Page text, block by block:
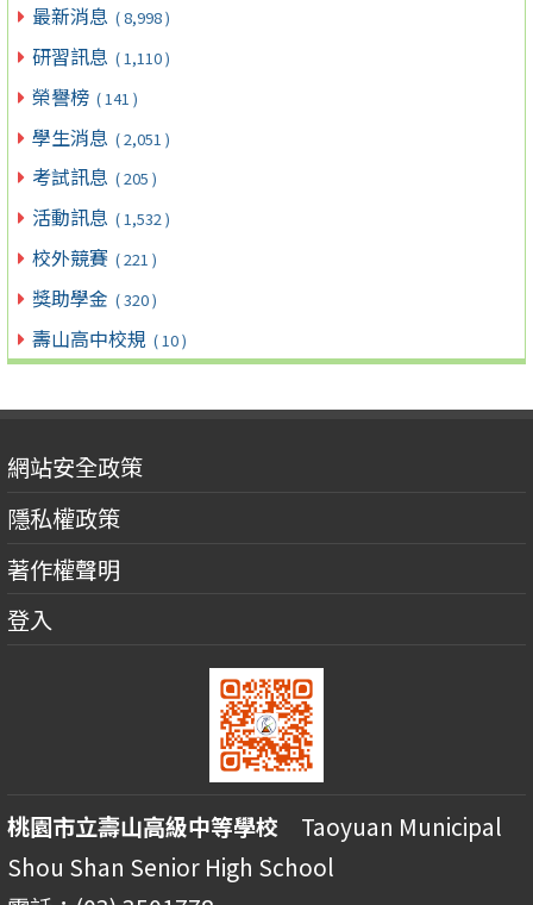
最新消息 ( 8,998 )
研習訊息 ( 1,110 )
榮譽榜 ( 141 )
學生消息 ( 2,051 )
考試訊息 ( 205 )
活動訊息 ( 1,532 )
校外競賽 ( 221 )
獎助學金 ( 320 )
壽山高中校規 ( 10 )
網站安全政策
隱私權政策
著作權聲明
登入
桃園市立壽山高級中等學校 Taoyuan Municipal
Shou Shan Senior High School